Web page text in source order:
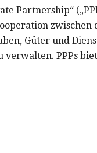
Partnership“
zwischen
Güter und
PPPs